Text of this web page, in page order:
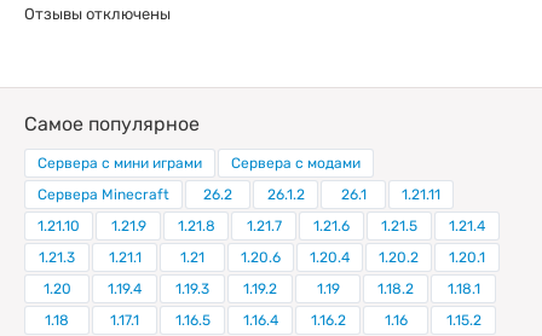
Отзывы отключены
Самое популярное
Сервера с мини играми
Сервера с модами
Сервера Minecraft
26.2 26.1.2 26.1
1.21.11
1.21.10
1.21.9 1.21.8 1.21.7 1.21.6 1.21.5
1.21.4
1.21.3
1.21.1 1.21 1.20.6 1.20.4 1.20.2
1.20.1
1.20
1.19.4 1.19.3 1.19.2 1.19 1.18.2
1.18.1
1.18
1.17.1 1.16.5 1.16.4 1.16.2 1.16
1.15.2